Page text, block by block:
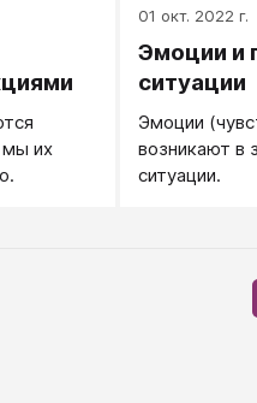
со
и
мы их
01 окт. 2022 г.
Эмоции и
ситуации
Эмоции
возникают в
ситуации.